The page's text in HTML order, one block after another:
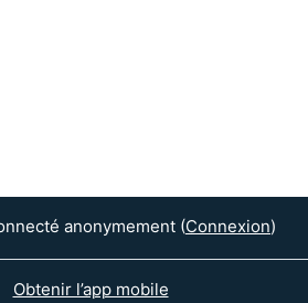
anonymement (Connexion)
Obtenir l’app mobile